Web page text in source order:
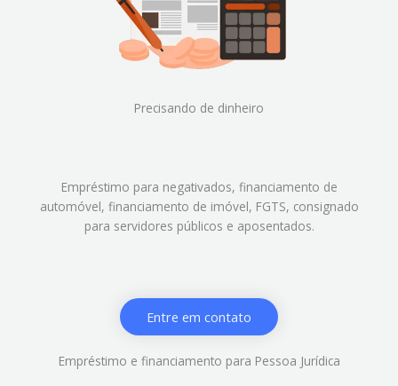
Precisando de dinheiro
Empréstimo para negativados, financiamento de
automóvel, financiamento de imóvel, FGTS, consignado
para servidores públicos e aposentados.
Entre em contato
Empréstimo e financiamento para Pessoa Jurídica